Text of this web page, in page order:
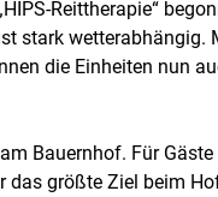
Reittherapie“
stark wetterabhängig.
die Einheiten nun
Bauernhof. Für
größte Ziel beim